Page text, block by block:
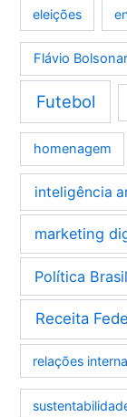
eleições
Flávio
Futebol
homenagem
inteligência
marketing
Política
Receita
relações